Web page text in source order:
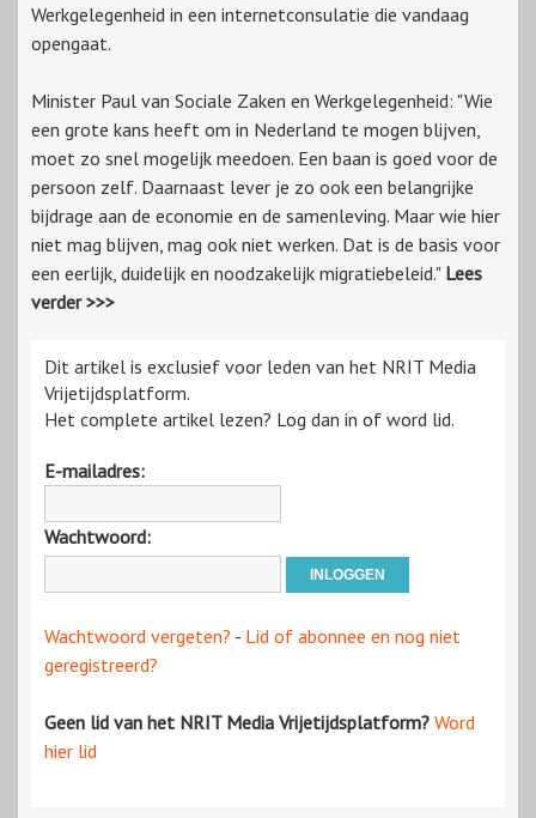
Werkgelegenheid in een internetconsulatie die vandaag
opengaat.
Minister Paul van Sociale Zaken en Werkgelegenheid: "Wie
een grote kans heeft om in Nederland te mogen blijven,
moet zo snel mogelijk meedoen. Een baan is goed voor de
persoon zelf. Daarnaast lever je zo ook een belangrijke
bijdrage aan de economie en de samenleving. Maar wie hier
niet mag blijven, mag ook niet werken. Dat is de basis voor
een eerlijk, duidelijk en noodzakelijk migratiebeleid." Lees
verder >>>
Dit artikel is exclusief voor leden van het NRIT Media
Vrijetijdsplatform.
Het complete artikel lezen? Log dan in of word lid.
E-mailadres:
Wachtwoord:
Wachtwoord vergeten? - Lid of abonnee en nog niet
geregistreerd?
Geen lid van het NRIT Media Vrijetijdsplatform? Word
hier lid